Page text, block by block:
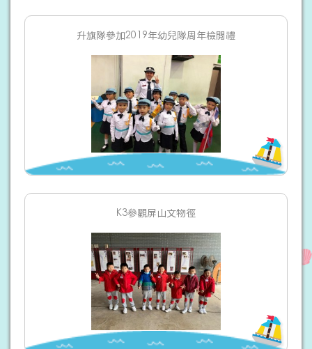
升旗隊參加2019年幼兒隊周年檢閲禮
K3參觀屏山文物徑